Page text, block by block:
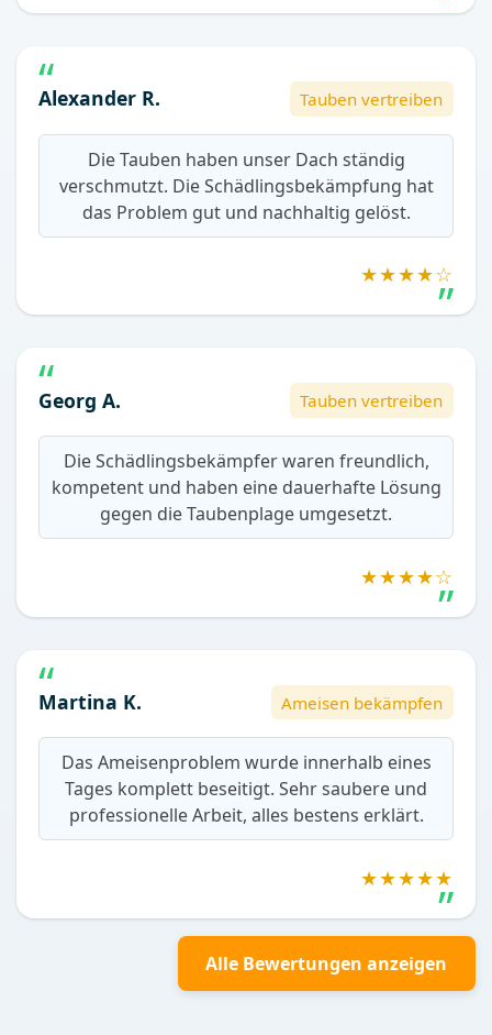
Alexander R. Tauben vertreiben
Die Tauben haben unser Dach ständig
verschmutzt. Die Schädlingsbekämpfung hat
das Problem gut und nachhaltig gelöst.
★★★★☆
Georg A. Tauben vertreiben
Die Schädlingsbekämpfer waren freundlich,
kompetent und haben eine dauerhafte Lösung
gegen die Taubenplage umgesetzt.
★★★★☆
Martina K. Ameisen bekämpfen
Das Ameisenproblem wurde innerhalb eines
Tages komplett beseitigt. Sehr saubere und
professionelle Arbeit, alles bestens erklärt.
★★★★★
Alle Bewertungen anzeigen